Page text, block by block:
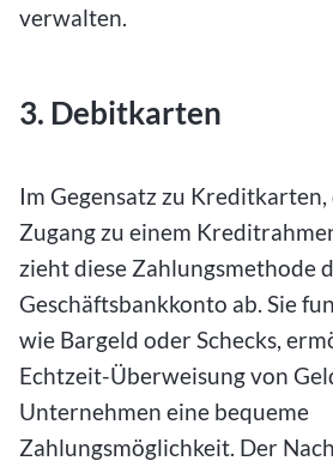
verwalten.
3. Debitkarten
Im Gegensatz zu
Zugang zu einem
zieht diese Zahlungsmethode
Geschäftsbankkonto ab. Sie
wie Bargeld oder Schecks,
Echtzeit-Überweisung von
Unternehmen eine bequeme
Zahlungsmöglichkeit. Der